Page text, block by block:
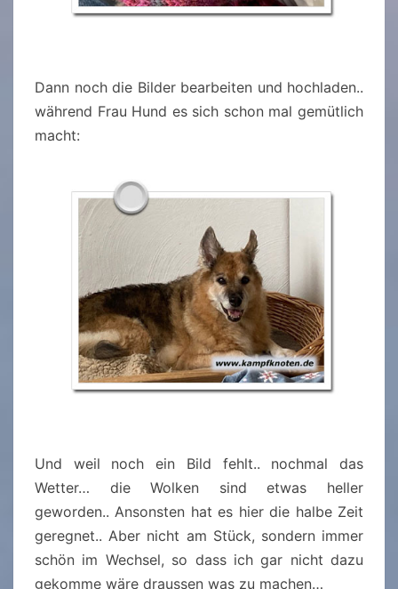
Dann noch die Bilder bearbeiten und hochladen..
während Frau Hund es sich schon mal gemütlich
macht:
Und weil noch ein Bild fehlt.. nochmal das
Wetter… die Wolken sind etwas heller
geworden.. Ansonsten hat es hier die halbe Zeit
geregnet.. Aber nicht am Stück, sondern immer
schön im Wechsel, so dass ich gar nicht dazu
gekomme wäre draussen was zu machen…